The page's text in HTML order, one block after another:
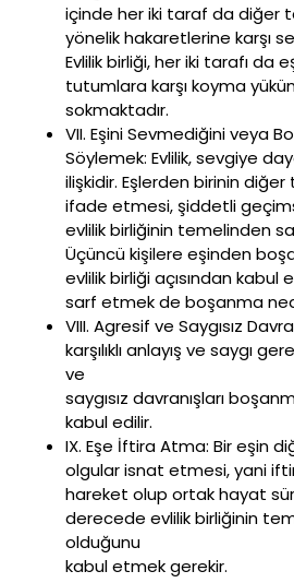
içinde her iki taraf da diğer
yönelik hakaretlerine karşı
Evlilik birliği, her iki tarafı da
tutumlara karşı koyma
sokmaktadır.
VII. Eşini Sevmediğini veya
Söylemek: Evlilik, sevgiye
ilişkidir. Eşlerden birinin
ifade etmesi, şiddetli
evlilik birliğinin temelinden
Üçüncü kişilere eşinden
evlilik birliği açısından
sarf etmek de boşanma
VIII. Agresif ve Saygısız
karşılıklı anlayış ve saygı
ve
saygısız davranışları
kabul edilir.
IX. Eşe İftira Atma: Bir eşin
olgular isnat etmesi, yani
hareket olup ortak hayat
derecede evlilik birliğinin
olduğunu
kabul etmek gerekir.